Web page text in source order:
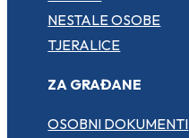
NESTALE OSOBE
TJERALICE
ZA GRAĐANE
OSOBNI DOKUMENTI